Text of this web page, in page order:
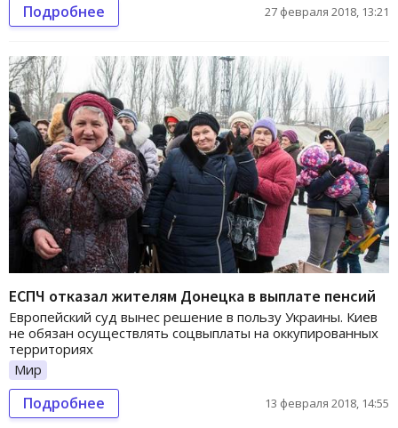
Подробнее 27 февраля 2018, 13:21
ЕСПЧ отказал жителям Донецка в выплате пенсий
Европейский суд вынес решение в пользу Украины. Киев
не обязан осуществлять соцвыплаты на оккупированных
территориях
Мир
Подробнее 13 февраля 2018, 14:55